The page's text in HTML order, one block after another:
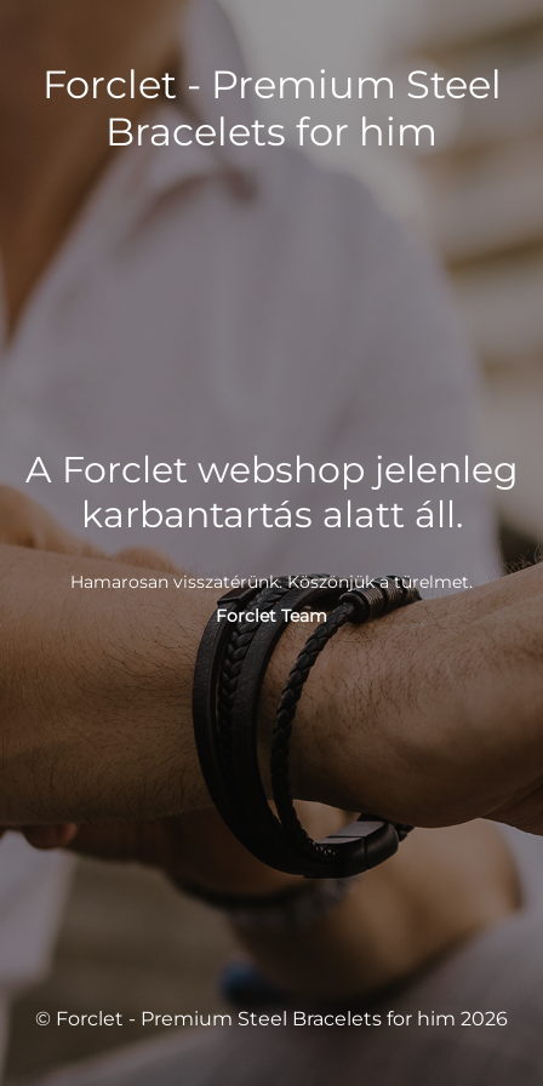
Forclet - Premium Steel
Bracelets for him
A Forclet webshop jelenleg
karbantartás alatt áll.
Hamarosan visszatérünk. Köszönjük a türelmet.
Forclet Team
© Forclet - Premium Steel Bracelets for him 2026